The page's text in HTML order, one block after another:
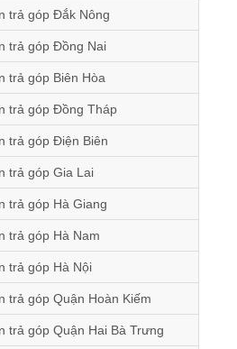
trả góp Đắk Nông
trả góp Đồng Nai
trả góp Biên Hòa
trả góp Đồng Tháp
trả góp Điện Biên
trả góp Gia Lai
trả góp Hà Giang
trả góp Hà Nam
trả góp Hà Nội
trả góp Quận Hoàn Kiếm
trả góp Quận Hai Bà Trưng